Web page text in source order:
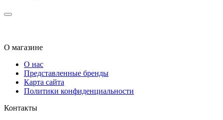
О магазине
О нас
Представленные бренды
Карта сайта
Политики конфиденциальности
Контакты